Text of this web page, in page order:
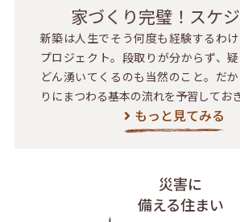
家づくり完璧！スケ
新築は人生でそう何度も経験するわ
プロジェクト。段取りが分からず、
どん湧いてくるのも当然のこと。だ
りにまつわる基本の流れを予習してお
もっと見てみる
災害に
備える住まい